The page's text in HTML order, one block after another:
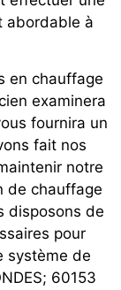
abordable à
en chauffage
examinera
fournira un
fait nos
notre
de chauffage
disposons de
pour
système de
60153